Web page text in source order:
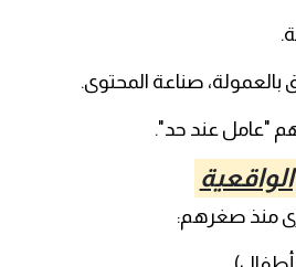
بالعمولة، صناعة المحتوى.
"عامل عند حد".